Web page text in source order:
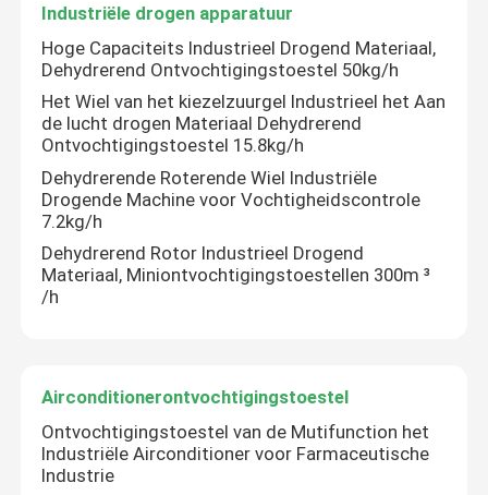
Industriële drogen apparatuur
Hoge Capaciteits Industrieel Drogend Materiaal,
Dehydrerend Ontvochtigingstoestel 50kg/h
Het Wiel van het kiezelzuurgel Industrieel het Aan
de lucht drogen Materiaal Dehydrerend
Ontvochtigingstoestel 15.8kg/h
Dehydrerende Roterende Wiel Industriële
Drogende Machine voor Vochtigheidscontrole
7.2kg/h
Dehydrerend Rotor Industrieel Drogend
Materiaal, Miniontvochtigingstoestellen 300m ³
/h
Airconditionerontvochtigingstoestel
Ontvochtigingstoestel van de Mutifunction het
Industriële Airconditioner voor Farmaceutische
Industrie